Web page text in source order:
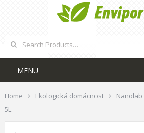
MENU
Home Ekologická domácnost
5L